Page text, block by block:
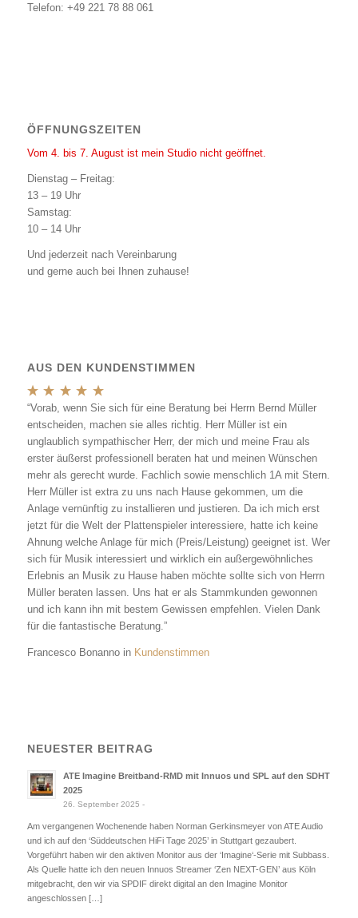
Telefon: +49 221 78 88 061
ÖFFNUNGSZEITEN
Vom 4. bis 7. August ist mein Studio nicht geöffnet.
Dienstag – Freitag:
13 – 19 Uhr
Samstag:
10 – 14 Uhr
Und jederzeit nach Vereinbarung
und gerne auch bei Ihnen zuhause!
AUS DEN KUNDENSTIMMEN
“Vorab, wenn Sie sich für eine Beratung bei Herrn Bernd Müller
entscheiden, machen sie alles richtig. Herr Müller ist ein
unglaublich sympathischer Herr, der mich und meine Frau als
erster äußerst professionell beraten hat und meinen Wünschen
mehr als gerecht wurde. Fachlich sowie menschlich 1A mit Stern.
Herr Müller ist extra zu uns nach Hause gekommen, um die
Anlage vernünftig zu installieren und justieren. Da ich mich erst
jetzt für die Welt der Plattenspieler interessiere, hatte ich keine
Ahnung welche Anlage für mich (Preis/Leistung) geeignet ist. Wer
sich für Musik interessiert und wirklich ein außergewöhnliches
Erlebnis an Musik zu Hause haben möchte sollte sich von Herrn
Müller beraten lassen. Uns hat er als Stammkunden gewonnen
und ich kann ihn mit bestem Gewissen empfehlen. Vielen Dank
für die fantastische Beratung.”
Francesco Bonanno in Kundenstimmen
NEUESTER BEITRAG
ATE Imagine Breitband-RMD mit Innuos und SPL auf den SDHT
2025
26. September 2025 -
Am vergangenen Wochenende haben Norman Gerkinsmeyer von ATE Audio
und ich auf den ‘Süddeutschen HiFi Tage 2025’ in Stuttgart gezaubert.
Vorgeführt haben wir den aktiven Monitor aus der ‘Imagine‘-Serie mit Subbass.
Als Quelle hatte ich den neuen Innuos Streamer ‘Zen NEXT-GEN’ aus Köln
mitgebracht, den wir via SPDIF direkt digital an den Imagine Monitor
angeschlossen […]